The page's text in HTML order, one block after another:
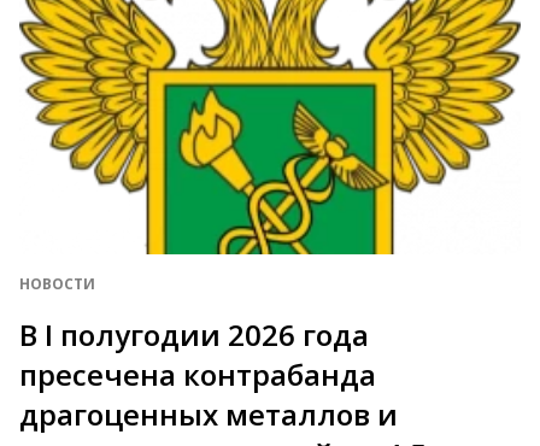
НОВОСТИ
В I полугодии 2026 года
пресечена контрабанда
драгоценных металлов и